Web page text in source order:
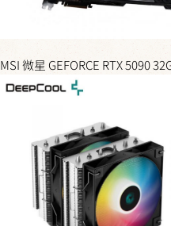
MSI 微星 GEFORCE RTX 5090